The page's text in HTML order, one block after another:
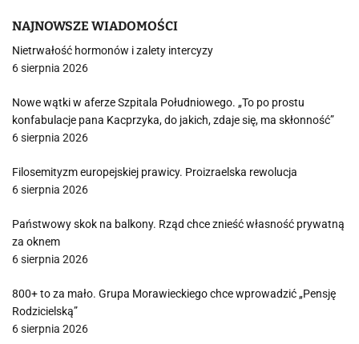
NAJNOWSZE WIADOMOŚCI
Nietrwałość hormonów i zalety intercyzy
6 sierpnia 2026
Nowe wątki w aferze Szpitala Południowego. „To po prostu
konfabulacje pana Kacprzyka, do jakich, zdaje się, ma skłonność”
6 sierpnia 2026
Filosemityzm europejskiej prawicy. Proizraelska rewolucja
6 sierpnia 2026
Państwowy skok na balkony. Rząd chce znieść własność prywatną
za oknem
6 sierpnia 2026
800+ to za mało. Grupa Morawieckiego chce wprowadzić „Pensję
Rodzicielską”
6 sierpnia 2026